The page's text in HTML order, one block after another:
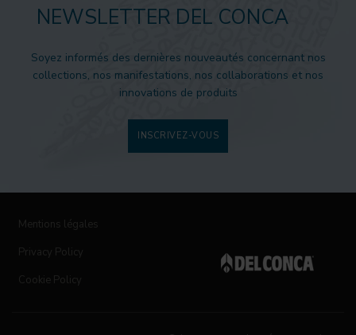
NEWSLETTER DEL CONCA
Soyez informés des dernières nouveautés concernant nos
collections, nos manifestations, nos collaborations et nos
innovations de produits
INSCRIVEZ-VOUS
Mentions légales
Privacy Policy
Cookie Policy